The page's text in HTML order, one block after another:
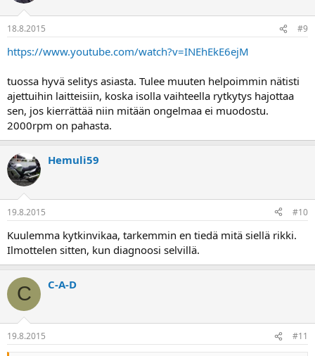
18.8.2015 #9
https://www.youtube.com/watch?v=INEhEkE6ejM
tuossa hyvä selitys asiasta. Tulee muuten helpoimmin nätisti
ajettuihin laitteisiin, koska isolla vaihteella rytkytys hajottaa
sen, jos kierrättää niin mitään ongelmaa ei muodostu.
2000rpm on pahasta.
Hemuli59
19.8.2015 #10
Kuulemma kytkinvikaa, tarkemmin en tiedä mitä siellä rikki.
Ilmottelen sitten, kun diagnoosi selvillä.
C C-A-D
19.8.2015 #11